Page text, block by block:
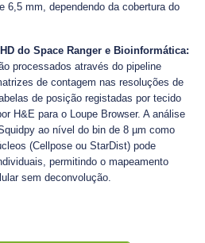
6,5 mm, dependendo da cobertura do
do Space Ranger e Bioinformática:
processados através do pipeline
de contagem nas resoluções de
de posição registadas por tecido
H&E para o Loupe Browser. A análise
ao nível do bin de 8 µm como
(Cellpose ou StarDist) pode
permitindo o mapeamento
sem deconvolução.